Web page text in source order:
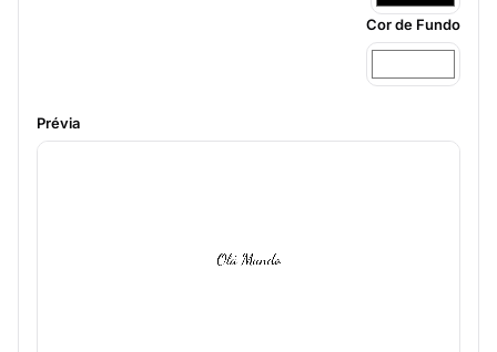
Cor de Fundo
Prévia